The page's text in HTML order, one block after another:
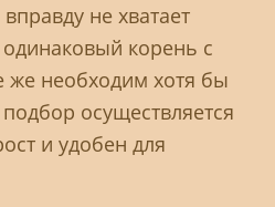
не хватает
корень с
же необходим хотя бы
осуществляется
и удобен для